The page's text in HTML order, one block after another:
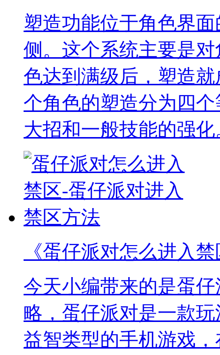
塑造功能位于角色界
侧。这个系统主要是
色达到满级后，塑造
个角色的塑造分为四
大招和一般技能的强化
《蛋仔派对怎么进入
今天小编带来的是蛋
略，蛋仔派对是一款
益智类型的手机游戏